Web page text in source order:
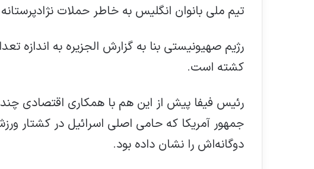
تیم ملی بانوان انگلیس به خاطر حملات
کشته است.
رئیس فیفا پیش از این هم با همکاری اقتصادی
جمهور آمریکا که حامی اصلی اسرائیل در کشتار
دوگانه‌اش را نشان داده بود.